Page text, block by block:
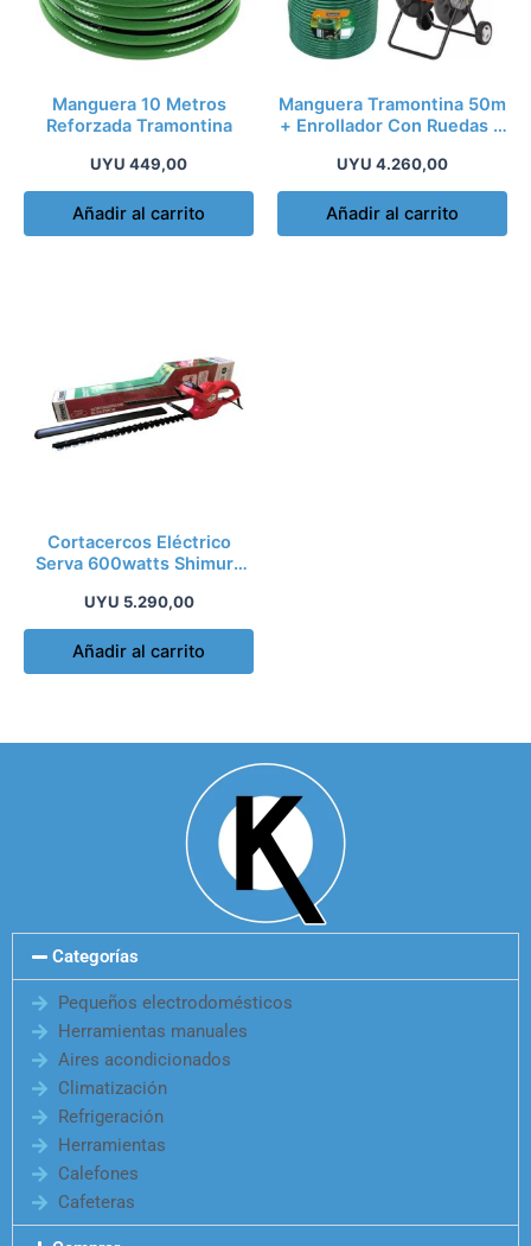
Manguera 10 Metros
Reforzada Tramontina
UYU 449,00
Añadir al carrito
Manguera Tramontina 50m
+ Enrollador Con Ruedas +
UYU 4.260,00
Añadir al carrito
Cortacercos Eléctrico
Serva 600watts Shimura
UYU 5.290,00
Añadir al carrito
Categorías
Pequeños electrodomésticos
Herramientas manuales
Aires acondicionados
Climatización
Refrigeración
Herramientas
Calefones
Cafeteras